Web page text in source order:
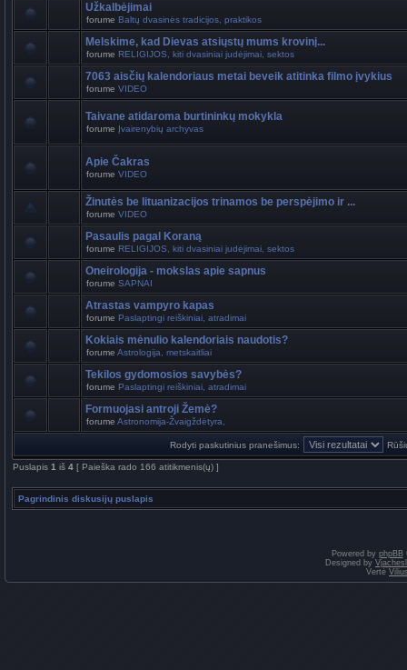
Užkalbėjimai
forume Baltų dvasinės tradicijos, praktikos
Melskime, kad Dievas atsiųstų mums krovinį...
forume RELIGIJOS, kiti dvasiniai judėjimai, sektos
7063 aisčių kalendoriaus metai beveik atitinka filmo įvykius
forume VIDEO
Taivane atidaroma burtininkų mokykla
forume Įvairenybių archyvas
Apie Čakras
forume VIDEO
Žinutės be lituanizacijos trinamos be perspėjimo ir ...
forume VIDEO
Pasaulis pagal Koraną
forume RELIGIJOS, kiti dvasiniai judėjimai, sektos
Oneirologija - mokslas apie sapnus
forume SAPNAI
Atrastas vampyro kapas
forume Paslaptingi reiškiniai, atradimai
Kokiais mėnulio kalendoriais naudotis?
forume Astrologija, metskaitliai
Tekilos gydomosios savybės?
forume Paslaptingi reiškiniai, atradimai
Formuojasi antroji Žemė?
forume Astronomija-Žvaigždėtyra,
Rodyti paskutinius pranešimus:
Puslapis 1 iš 4 [ Paieška rado 166 atitikmenis(ų) ]
Pagrindinis diskusijų puslapis
Powered by phpBB
Designed by
Vertė